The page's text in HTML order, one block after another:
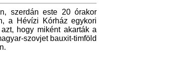
szerdán este 20 órakor
a Hévízi Kórház egykori
hogy miként akarták a
szovjet bauxit-timföld